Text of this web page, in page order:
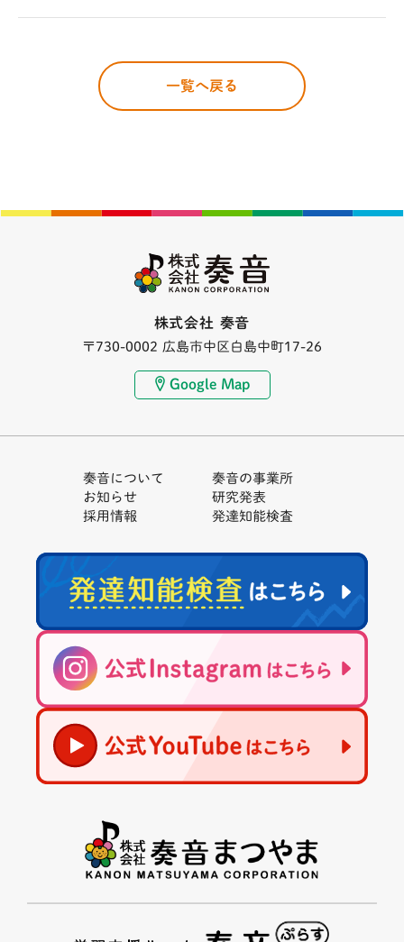
一覧へ戻る
株式会社 奏音
〒730-0002 広島市中区白島中町17-26
Google Map
奏音について
奏音の事業所
お知らせ
研究発表
採用情報
発達知能検査